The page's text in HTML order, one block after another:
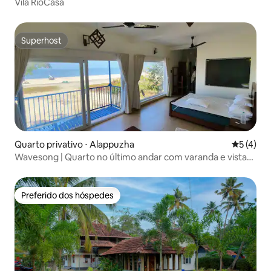
Superhost
Superhost
Quarto privativo ⋅ Alappuzha 5 de
5 (4)
Wavesong | Quarto no último andar com varanda e vista
Preferido dos hóspedes
Preferido dos hóspedes